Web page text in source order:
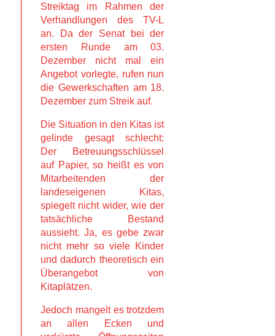
Streiktag im Rahmen der
Verhandlungen des TV-L
an. Da der Senat bei der
ersten Runde am 03.
Dezember nicht mal ein
Angebot vorlegte, rufen nun
die Gewerkschaften am 18.
Dezember zum Streik auf.
Die Situation in den Kitas ist
gelinde gesagt schlecht:
Der Betreuungsschlüssel
auf Papier, so heißt es von
Mitarbeitenden der
landeseigenen Kitas,
spiegelt nicht wider, wie der
tatsächliche Bestand
aussieht. Ja, es gebe zwar
nicht mehr so viele Kinder
und dadurch theoretisch ein
Überangebot von
Kitaplätzen.
Jedoch mangelt es trotzdem
an allen Ecken und